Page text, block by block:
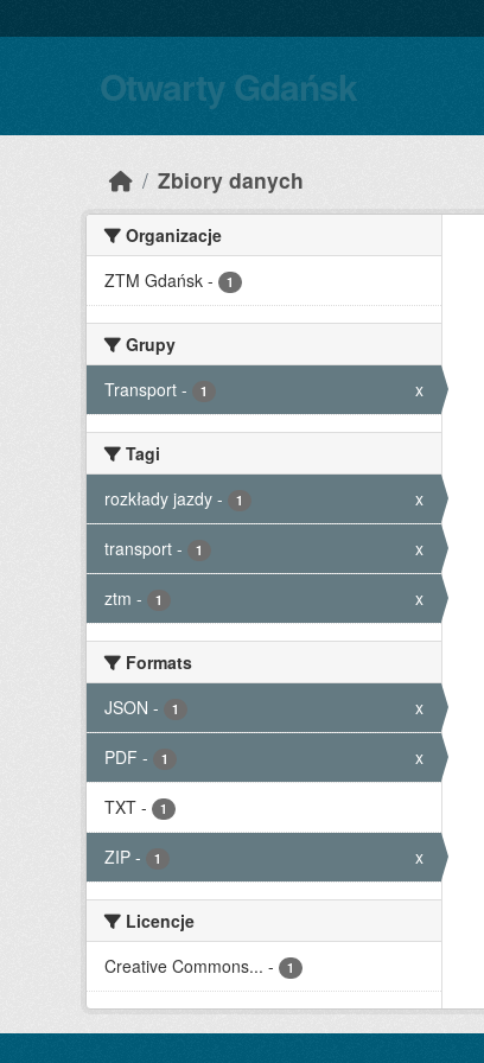
Otwarty Gdańsk
Zbiory danych
Organizacje
ZTM Gdańsk - 1
Grupy
Transport - 1 x
Tagi
rozkłady jazdy - 1 x
transport - 1 x
ztm - 1 x
Formats
JSON - 1 x
PDF - 1 x
TXT - 1
ZIP - 1 x
Licencje
Creative Commons... - 1